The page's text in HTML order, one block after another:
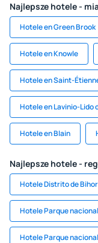
Najlepsze hotele -
Hotele en Green Brook
Hotele en Knowle
Hotele en Saint-
Hotele en Lavinio-Lido
Hotele en Blain
Najlepsze hotele -
Hotele Distrito de Bihor
Hotele Parque
Hotele Parque